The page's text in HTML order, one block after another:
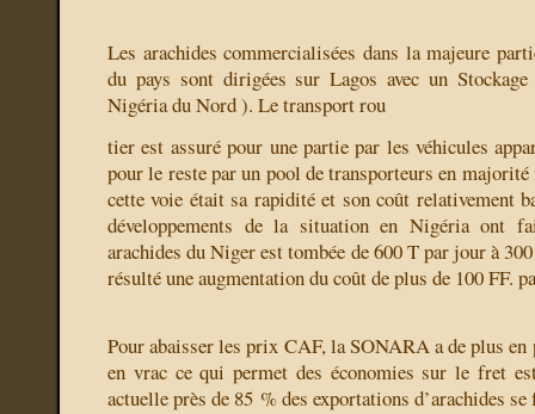
Les arachides commercialisées dans la majeure
du pays sont dirigées sur Lagos avec un
Nigéria du Nord ). Le transport rou
tier est assuré pour une partie par les véhicules
pour le reste par un pool de transporteurs en
cette voie était sa rapidité et son coût relativement
développements de la situation en Nigéria ont
arachides du Niger est tombée de 600 T par jour à
résulté une augmentation du coût de plus de 100 FF.
Pour abaisser les prix CAF, la SONARA a de plus
en vrac ce qui permet des économies sur le fret
actuelle près de 85 % des exportations d’arachides se